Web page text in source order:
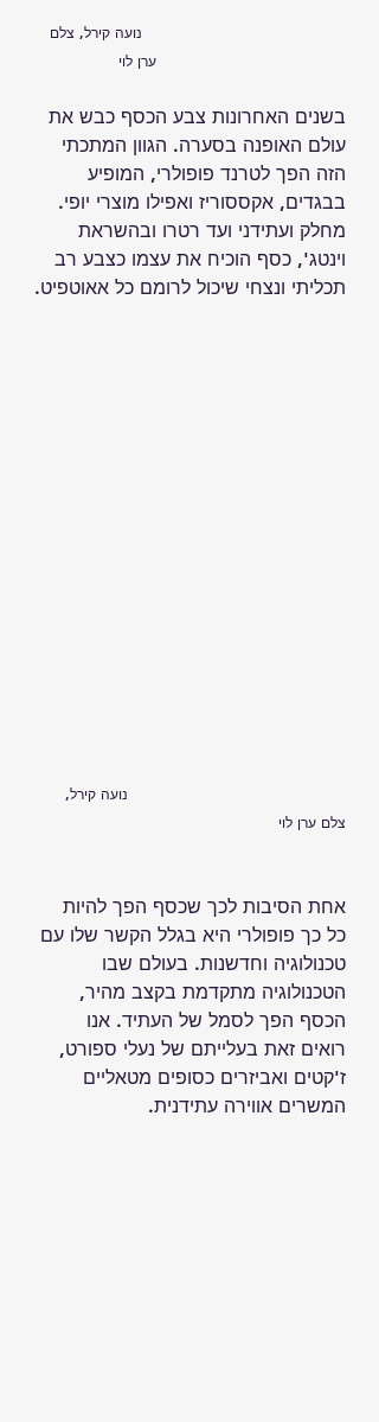
   נועה קירל, צלם
ערן לוי
בשנים האחרונות צבע הכסף כבש את
עולם האופנה בסערה. הגוון המתכתי
הזה הפך לטרנד פופולרי, המופיע
בבגדים, אקססוריז ואפילו מוצרי יופי.
מחלק ועתידני ועד רטרו ובהשראת
וינטג', כסף הוכיח את עצמו כצבע רב
תכליתי ונצחי שיכול לרומם כל אאוטפיט.
                                              נועה קירל,
צלם ערן לוי
אחת הסיבות לכך שכסף הפך להיות
כל כך פופולרי היא בגלל הקשר שלו עם
טכנולוגיה וחדשנות. בעולם שבו
הטכנולוגיה מתקדמת בקצב מהיר,
הכסף הפך לסמל של העתיד. אנו
רואים זאת בעלייתם של נעלי ספורט,
ז'קטים ואביזרים כסופים מטאליים
המשרים אווירה עתידנית.